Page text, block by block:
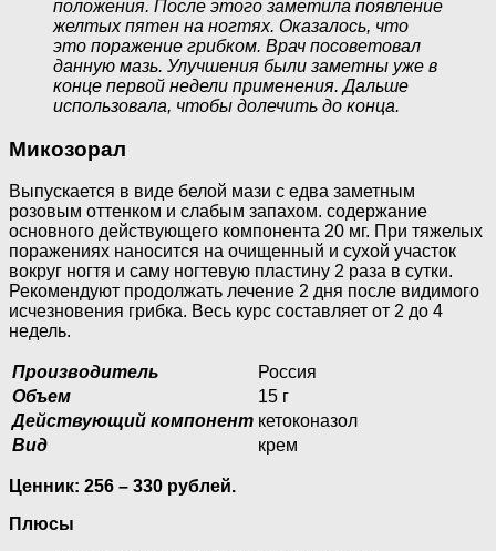
положения. После этого заметила появление
желтых пятен на ногтях. Оказалось, что
это поражение грибком. Врач посоветовал
данную мазь. Улучшения были заметны уже в
конце первой недели применения. Дальше
использовала, чтобы долечить до конца.
Микозорал
Выпускается в виде белой мази с едва заметным
розовым оттенком и слабым запахом. содержание
основного действующего компонента 20 мг. При тяжелых
поражениях наносится на очищенный и сухой участок
вокруг ногтя и саму ногтевую пластину 2 раза в сутки.
Рекомендуют продолжать лечение 2 дня после видимого
исчезновения грибка. Весь курс составляет от 2 до 4
недель.
Производитель
Россия
Объем
15 г
Действующий компонент кетоконазол
Вид
крем
Ценник: 256 – 330 рублей.
Плюсы